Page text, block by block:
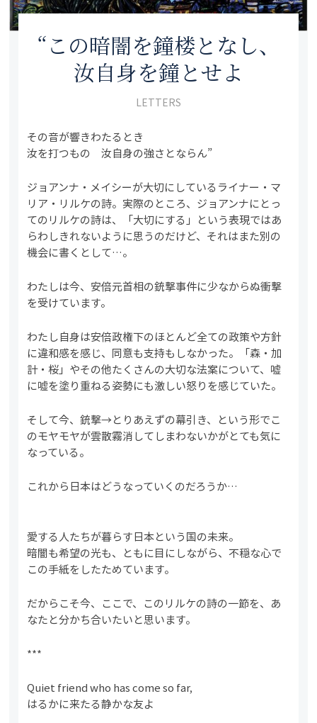
“この暗闇を鐘楼となし、
汝自身を鐘とせよ
LETTERS
その音が響きわたるとき
汝を打つもの 汝自身の強さとならん”
ジョアンナ・メイシーが大切にしているライナー・マ
リア・リルケの詩。実際のところ、ジョアンナにとっ
てのリルケの詩は、「大切にする」という表現ではあ
らわしきれないように思うのだけど、それはまた別の
機会に書くとして…。
わたしは今、安倍元首相の銃撃事件に少なからぬ衝撃
を受けています。
わたし自身は安倍政権下のほとんど全ての政策や方針
に違和感を感じ、同意も支持もしなかった。「森・加
計・桜」やその他たくさんの大切な法案について、嘘
に嘘を塗り重ねる姿勢にも激しい怒りを感じていた。
そして今、銃撃→とりあえずの幕引き、という形でこ
のモヤモヤが雲散霧消してしまわないかがとても気に
なっている。
これから日本はどうなっていくのだろうか…
愛する人たちが暮らす日本という国の未来。
暗闇も希望の光も、ともに目にしながら、不穏な心で
この手紙をしたためています。
だからこそ今、ここで、このリルケの詩の一節を、あ
なたと分かち合いたいと思います。
***
Quiet friend who has come so far,
はるかに来たる静かな友よ